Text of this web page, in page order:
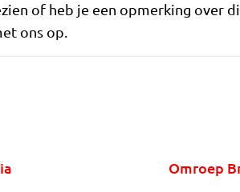
of heb je een opmerking over
ons op.
Omroep